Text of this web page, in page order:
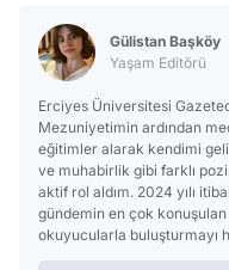
Gülistan Başköy
Yaşam Editörü
Erciyes Üniversitesi
Mezuniyetimin ardından
eğitimler alarak kendimi
ve muhabirlik gibi farklı
aktif rol aldım. 2024 yılı
gündemin en çok konuşulan
okuyucularla buluşturmayı